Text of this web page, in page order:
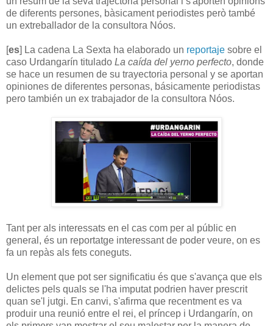
de diferents persones, bàsicament periodistes però també
un extreballador de la consultora Nóos.
[es] La cadena La Sexta ha elaborado un reportaje sobre el
caso Urdangarín titulado La caída del yerno perfecto, donde
se hace un resumen de su trayectoria personal y se aportan
opiniones de diferentes personas, básicamente periodistas
pero también un ex trabajador de la consultora Nóos.
Tant per als interessats en el cas com per al públic en
general, és un reportatge interessant de poder veure, on es
fa un repàs als fets coneguts.
Un element que pot ser significatiu és que s'avança que els
delictes pels quals se l'ha imputat podrien haver prescrit
quan se'l jutgi. En canvi, s'afirma que recentment es va
produir una reunió entre el rei, el príncep i Urdangarín, on